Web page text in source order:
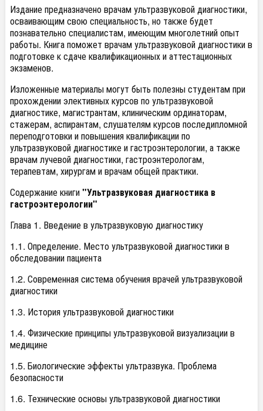
Издание предназначено врачам ультразвуковой диагностики,
осваивающим свою специальность, но также будет
познавательно специалистам, имеющим многолетний опыт
работы. Книга поможет врачам ультразвуковой диагностики в
подготовке к сдаче квалификационных и аттестационных
экзаменов.
Изложенные материалы могут быть полезны студентам при
прохождении элективных курсов по ультразвуковой
диагностике, магистрантам, клиническим ординаторам,
стажерам, аспирантам, слушателям курсов последипломной
переподготовки и повышения квалификации по
ультразвуковой диагностике и гастроэнтерологии, а также
врачам лучевой диагностики, гастроэнтерологам,
терапевтам, хирургам и врачам общей практики.
Содержание книги"Ультразвуковая диагностика в
гастроэнтерологии"
Глава 1. Введение в ультразвуковую диагностику
1.1. Определение. Место ультразвуковой диагностики в
обследовании пациента
1.2. Современная система обучения врачей ультразвуковой
диагностики
1.3. История ультразвуковой диагностики
1.4. Физические принципы ультразвуковой визуализации в
медицине
1.5. Биологические эффекты ультразвука. Проблема
безопасности
1.6. Технические основы ультразвуковой диагностики